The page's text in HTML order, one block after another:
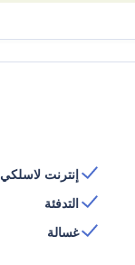
إنترنت لاسلكي
التدفئة
غسالة